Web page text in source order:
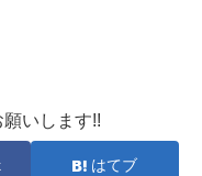
いします!!
はてブ